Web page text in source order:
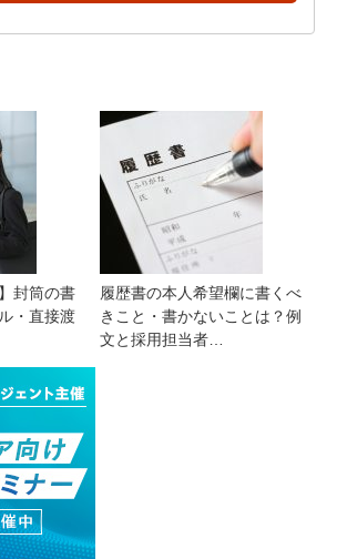
封筒の書
・直接渡
履歴書の本人希望欄に書くべ
きこと・書かないことは？例
文と採用担当者…